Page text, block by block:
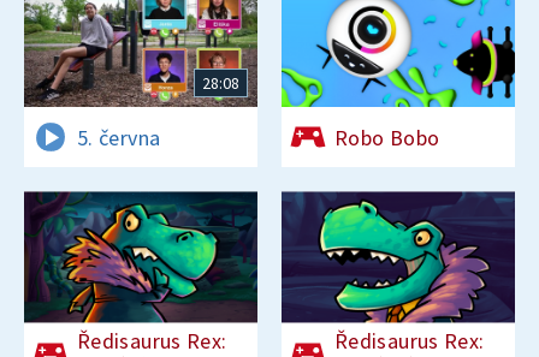
28:08
5. června Robo Bobo
Ředisaurus Rex:
Ředisaurus Rex: